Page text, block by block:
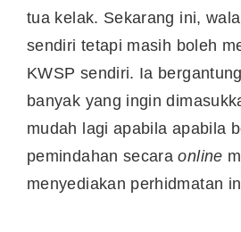
tua kelak. Sekarang ini,
sendiri tetapi masih boleh
KWSP sendiri. Ia
banyak yang ingin
mudah lagi apabila apabila
pemindahan secaraonline
menyediakan perhidmatan